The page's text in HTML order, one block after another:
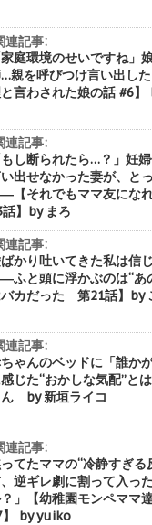
連記事:
家庭環境のせいですね」
親を呼びつけ言い出し
言わされた娘の話 #6
連記事:
もし断られたら…？」妊
出せなかった妻が、と
【それでもママ友にな
】by まろ
連記事:
かり吐いてきた私は信
ふと頭に浮かぶのは“あ
カだった 第21話】by
連記事:
ゃんのベッドに「誰か
じた“おかしな気配”と
by 新垣ライコ
連記事:
てたママの“冷静すぎ
逆ギレ劇に割って入っ
」【幼稚園モンペママ
】 by yuiko